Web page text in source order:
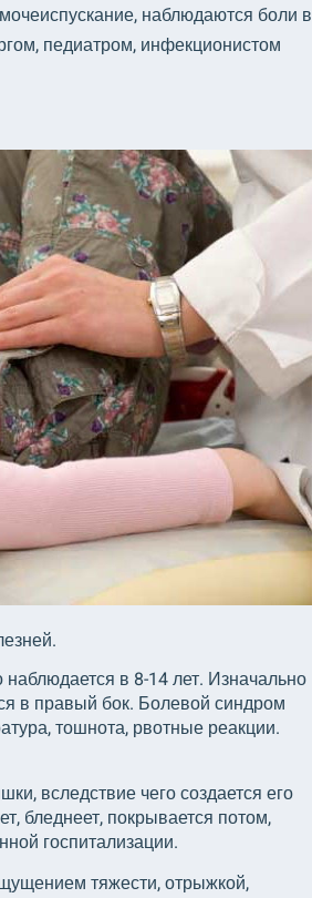
наблюдаются боли в
педиатром, инфекционистом
в 8-14 лет. Изначально
в правый бок. Болевой синдром
тошнота, рвотные реакции.
вследствие чего создается его
бледнеет, покрывается потом,
госпитализации.
тяжести, отрыжкой,